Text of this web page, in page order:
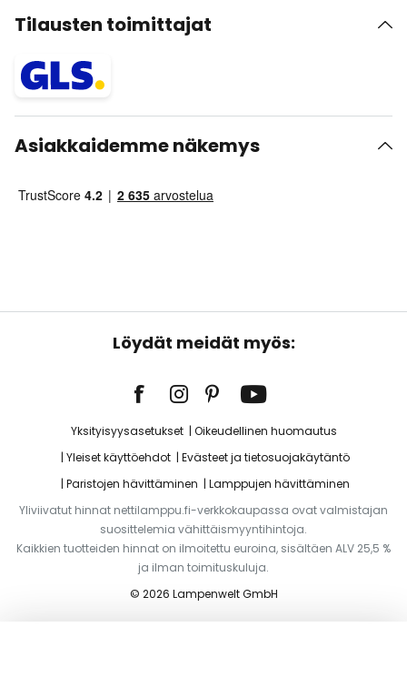
Tilausten toimittajat
Asiakkaidemme näkemys
Löydät meidät myös:
Yksityisyysasetukset
Oikeudellinen huomautus
Yleiset käyttöehdot
Evästeet ja tietosuojakäytäntö
Paristojen hävittäminen
Lamppujen hävittäminen
Yliviivatut hinnat nettilamppu.fi-verkkokaupassa ovat valmistajan
suosittelemia vähittäismyyntihintoja.
Kaikkien tuotteiden hinnat on ilmoitettu euroina, sisältäen ALV 25,5 %
ja ilman toimituskuluja.
© 2026 Lampenwelt GmbH